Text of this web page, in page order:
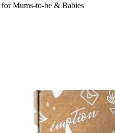
Mums-to-be & Babies